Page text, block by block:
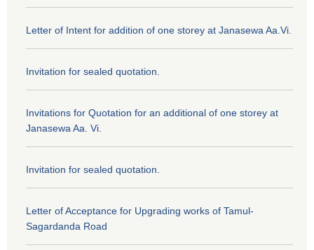
Letter of Intent for addition of one storey at Janasewa Aa.Vi.
Invitation for sealed quotation.
Invitations for Quotation for an additional of one storey at
Janasewa Aa. Vi.
Invitation for sealed quotation.
Letter of Acceptance for Upgrading works of Tamul-
Sagardanda Road